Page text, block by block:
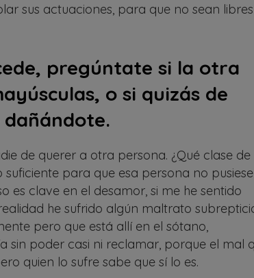
sus actuaciones, para que no sean
pregúntate si la otra
o si quizás de
de querer a otra persona. ¿Qué clase de
suficiente para que esa persona no pusiese
es clave en el desamor, si me he sentido
he sufrido algún maltrato
pero que está allí en el sótano,
sin poder casi ni reclamar, porque el mal
quien lo sufre sabe que sí lo es.